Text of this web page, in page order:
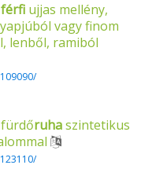
férfi ujjas mellény,
vagy finom
lenből, ramiból
fürdőruhaszintetikus